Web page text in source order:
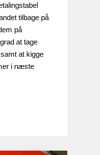
tilbage på
på
at tage
at kigge
i næste